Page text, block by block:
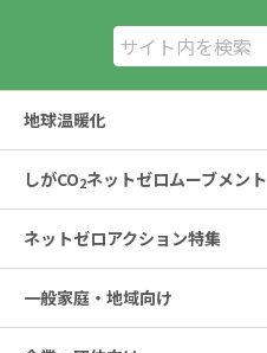
地球温暖化
しがCO2ネットゼロムーブメント
ネットゼロアクション特集
一般家庭・地域向け